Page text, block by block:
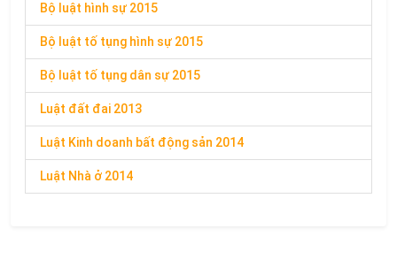
Bộ luật hình sự 2015
Bộ luật tố tụng hình sự 2015
Bộ luật tố tụng dân sự 2015
Luật đất đai 2013
Luật Kinh doanh bất động sản 2014
Luật Nhà ở 2014